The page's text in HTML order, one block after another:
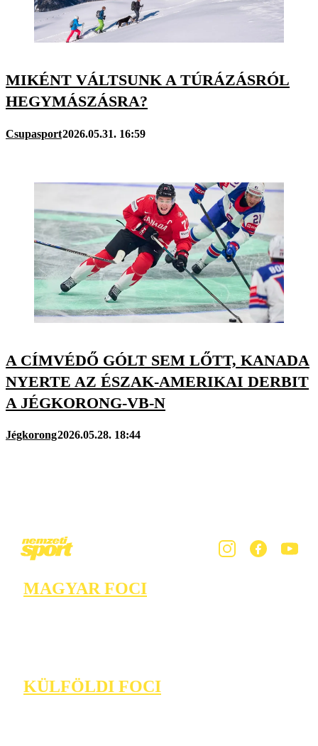
MIKÉNT VÁLTSUNK A TÚRÁZÁSRÓL
HEGYMÁSZÁSRA?
Csupasport2026.05.31. 16:59
A CÍMVÉDŐ GÓLT SEM LŐTT, KANADA
NYERTE AZ ÉSZAK-AMERIKAI DERBIT
A JÉGKORONG-VB-N
Jégkorong2026.05.28. 18:44
MAGYAR FOCI
KÜLFÖLDI FOCI